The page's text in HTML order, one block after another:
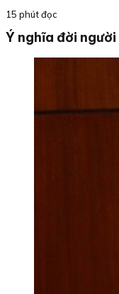
15 phút đọc
Ý nghĩa đời người